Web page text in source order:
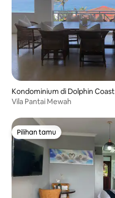
Kondominium di Dolphin Coast
Vila Pantai Mewah
Pilihan tamu
Pilihan tamu